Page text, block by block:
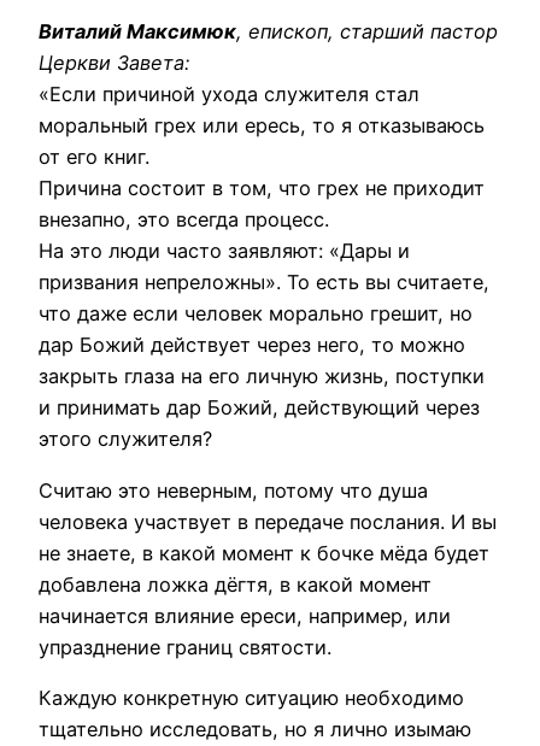
Виталий Максимюк, епископ, старший пастор
Церкви Завета:
«Если причиной ухода служителя стал
моральный грех или ересь, то я отказываюсь
от его книг.
Причина состоит в том, что грех не приходит
внезапно, это всегда процесс.
На это люди часто заявляют: «Дары и
призвания непреложны». То есть вы считаете,
что даже если человек морально грешит, но
дар Божий действует через него, то можно
закрыть глаза на его личную жизнь, поступки
и принимать дар Божий, действующий через
этого служителя?
Считаю это неверным, потому что душа
человека участвует в передаче послания. И вы
не знаете, в какой момент к бочке мёда будет
добавлена ложка дёгтя, в какой момент
начинается влияние ереси, например, или
упразднение границ святости.
Каждую конкретную ситуацию необходимо
тщательно исследовать, но я лично изымаю